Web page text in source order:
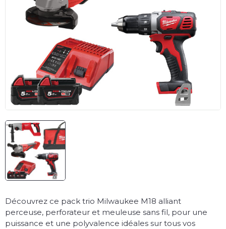
Découvrez ce pack trio Milwaukee M18 alliant
perceuse, perforateur et meuleuse sans fil, pour une
puissance et une polyvalence idéales sur tous vos